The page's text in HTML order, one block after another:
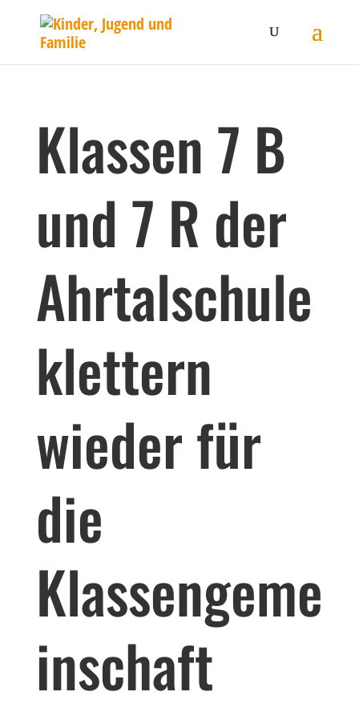
Klassen 7 B
und 7 R der
Ahrtalschule
klettern
wieder für
die
Klassengeme
inschaft